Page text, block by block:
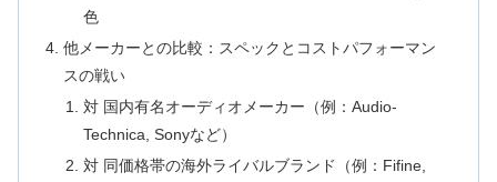
色
他メーカーとの比較：スペックとコストパフォーマン
スの戦い
対 国内有名オーディオメーカー（例：Audio-
Technica, Sonyなど）
対 同価格帯の海外ライバルブランド（例：Fifine,